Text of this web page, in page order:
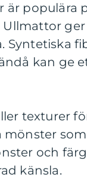
populära
Syntetiska
kan ge
texturer
mönster
och
känsla.